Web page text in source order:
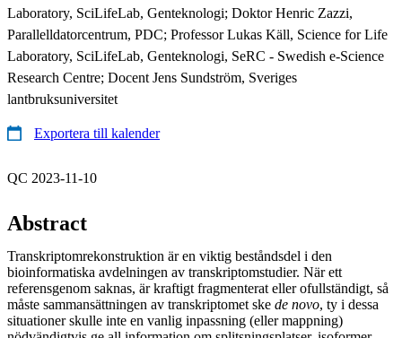
Laboratory, SciLifeLab, Genteknologi; Doktor Henric Zazzi,
Parallelldatorcentrum, PDC; Professor Lukas Käll, Science for Life
Laboratory, SciLifeLab, Genteknologi, SeRC - Swedish e-Science
Research Centre; Docent Jens Sundström, Sveriges
lantbruksuniversitet
Exportera till kalender
QC 2023-11-10
Abstract
Transkriptomrekonstruktion är en viktig beståndsdel i den
bioinformatiska avdelningen av transkriptomstudier. När ett
referensgenom saknas, är kraftigt fragmenterat eller ofullständigt, så
måste sammansättningen av transkriptomet ske de novo, ty i dessa
situationer skulle inte en vanlig inpassning (eller mappning)